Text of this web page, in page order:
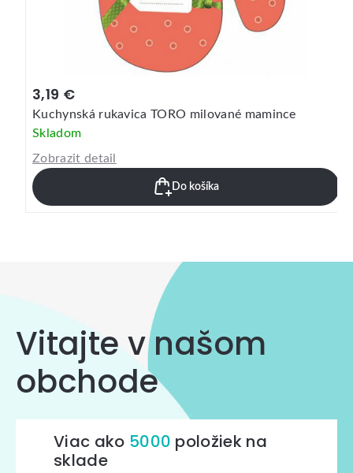
3,19 €
Kuchynská rukavica TORO milované mamince
Skladom
Zobrazit detail
Do košíka
Vitajte v našom
obchode
Viac ako 5000 položiek na
sklade